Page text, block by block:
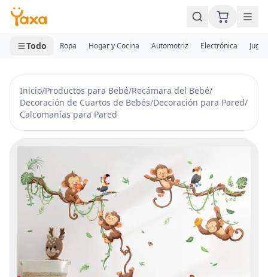
MINI CARRITO
0 productos
Todo Ropa Hogar y Cocina Automotriz Electrónica
Inicio/Productos para Bebé/Recámara del Bebé/
Decoración de Cuartos de Bebés/Decoración para Pared/
Calcomanías para Pared